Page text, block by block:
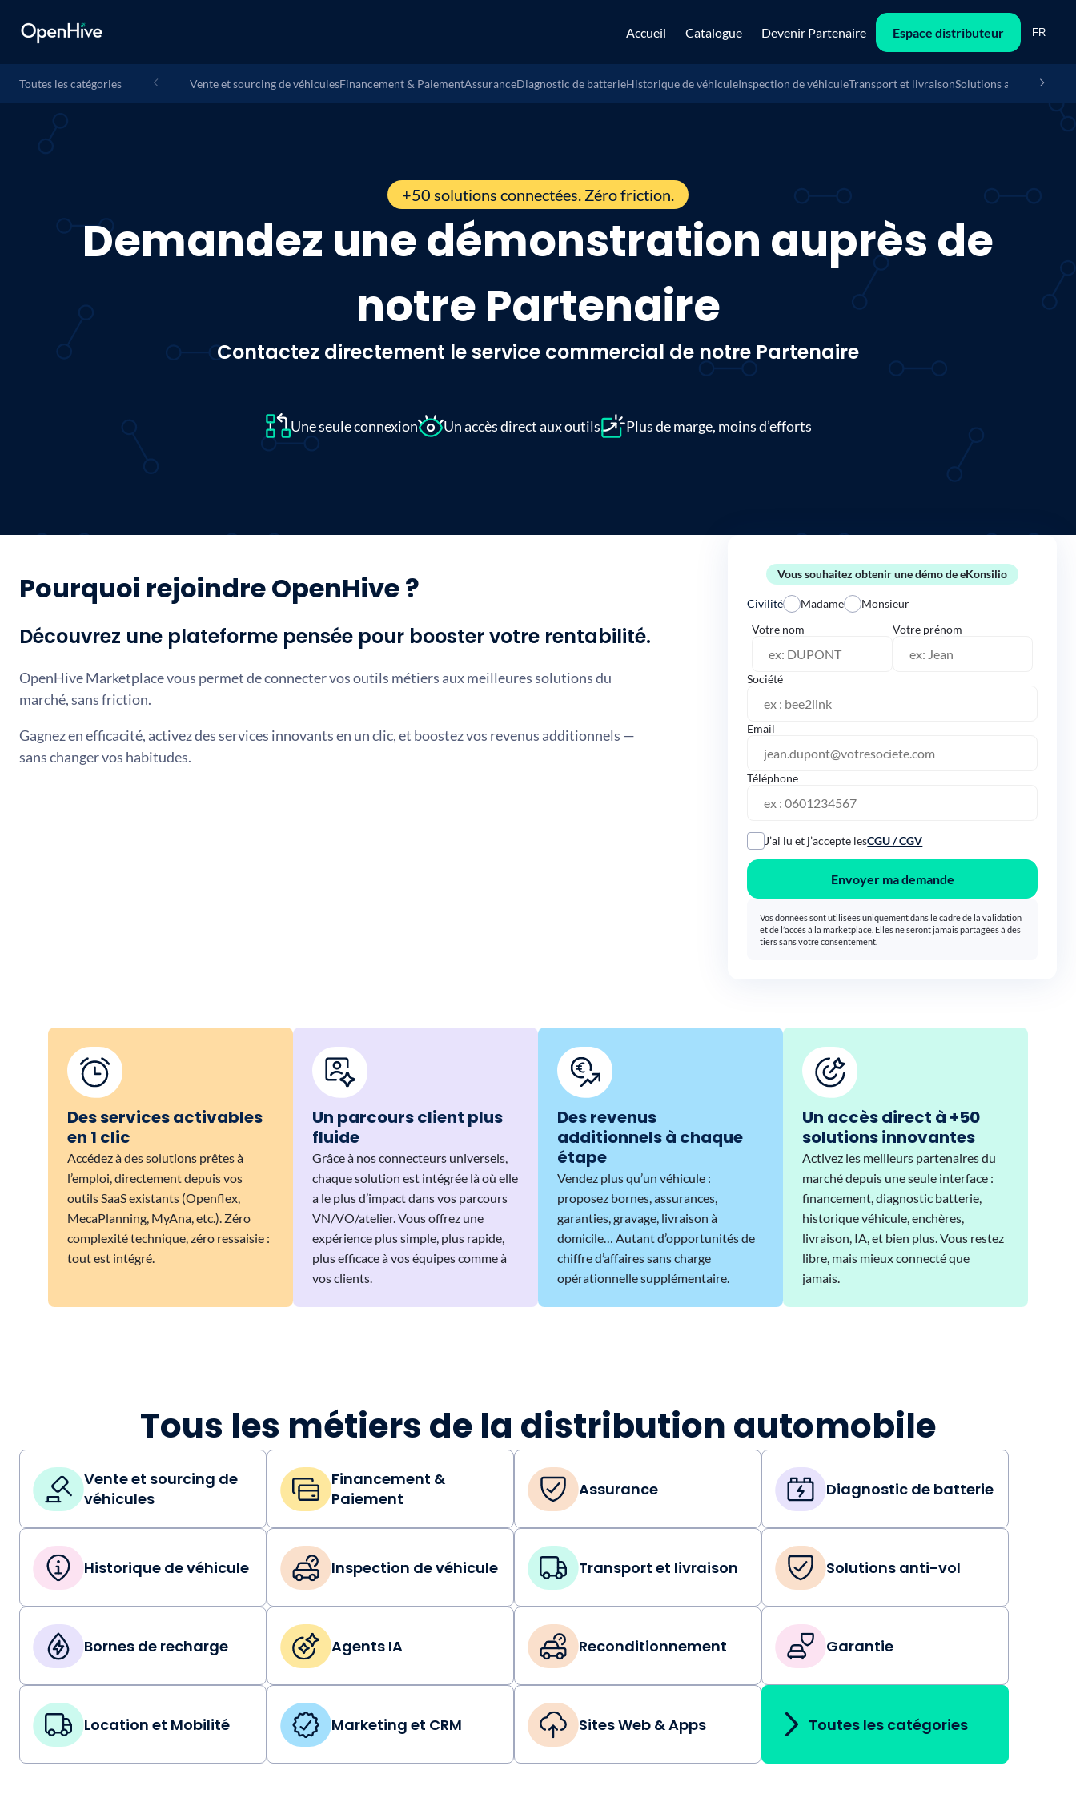
Accueil Catalogue Devenir Partenaire Espace distributeur FR
Toutes les catégories Vente et sourcing de véhiculesFinancement & PaiementAssuranceDiagnostic de batterieHistorique de véhiculeInspection de véhiculeTransport et livraisonSolutions anti-vol
+50 solutions connectées. Zéro friction.
Demandez une démonstration auprès de
notre Partenaire
Contactez directement le service commercial de notre Partenaire
Une seule connexion Un accès direct aux outils Plus de marge, moins d’efforts
Pourquoi rejoindre OpenHive ?
Découvrez une plateforme pensée pour booster votre rentabilité.
OpenHive Marketplace vous permet de connecter vos outils métiers aux meilleures solutions du
marché, sans friction.
Gagnez en efficacité, activez des services innovants en un clic, et boostez vos revenus additionnels —
sans changer vos habitudes.
Vous souhaitez obtenir une démo de eKonsilio
Civilité Madame
Monsieur
Votre nom
Votre prénom
Société
Email
Téléphone
J’ai lu et j’accepte lesCGU / CGV
Envoyer ma demande
Vos données sont utilisées uniquement dans le cadre de la validation
et de l’accès à la marketplace. Elles ne seront jamais partagées à des
tiers sans votre consentement.
Des services activables
en 1 clic
Accédez à des solutions prêtes à
l’emploi, directement depuis vos
outils SaaS existants (Openflex,
MecaPlanning, MyAna, etc.). Zéro
complexité technique, zéro ressaisie :
tout est intégré.
Un parcours client plus
fluide
Grâce à nos connecteurs universels,
chaque solution est intégrée là où elle
a le plus d’impact dans vos parcours
VN/VO/atelier. Vous offrez une
expérience plus simple, plus rapide,
plus efficace à vos équipes comme à
vos clients.
Des revenus
additionnels à chaque
étape
Vendez plus qu’un véhicule :
proposez bornes, assurances,
garanties, gravage, livraison à
domicile… Autant d’opportunités de
chiffre d’affaires sans charge
opérationnelle supplémentaire.
Un accès direct à +50
solutions innovantes
Activez les meilleurs partenaires du
marché depuis une seule interface :
financement, diagnostic batterie,
historique véhicule, enchères,
livraison, IA, et bien plus. Vous restez
libre, mais mieux connecté que
jamais.
Tous les métiers de la distribution automobile
Vente et sourcing de
véhicules
Financement &
Paiement
Assurance Diagnostic de batterie
Historique de véhicule Inspection de véhicule Transport et livraison Solutions anti-vol
Bornes de recharge Agents IA Reconditionnement Garantie
Location et Mobilité Marketing et CRM Sites Web & Apps Toutes les catégories